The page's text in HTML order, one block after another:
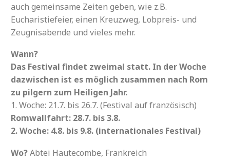
auch gemeinsame Zeiten geben, wie z.B.
Eucharistiefeier, einen Kreuzweg, Lobpreis- und
Zeugnisabende und vieles mehr.
Wann?
Das Festival findet zweimal statt. In der Woche
dazwischen ist es möglich zusammen nach Rom
zu pilgern zum Heiligen Jahr.
1. Woche: 21.7. bis 26.7. (Festival auf französisch)
Romwallfahrt: 28.7. bis 3.8.
2. Woche: 4.8. bis 9.8. (internationales Festival)
Wo?Abtei Hautecombe, Frankreich